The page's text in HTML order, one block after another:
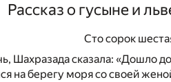
Рассказ о гусыне и
Сто сорок
Шахразада сказала: «Дошло
на берегу моря со своей